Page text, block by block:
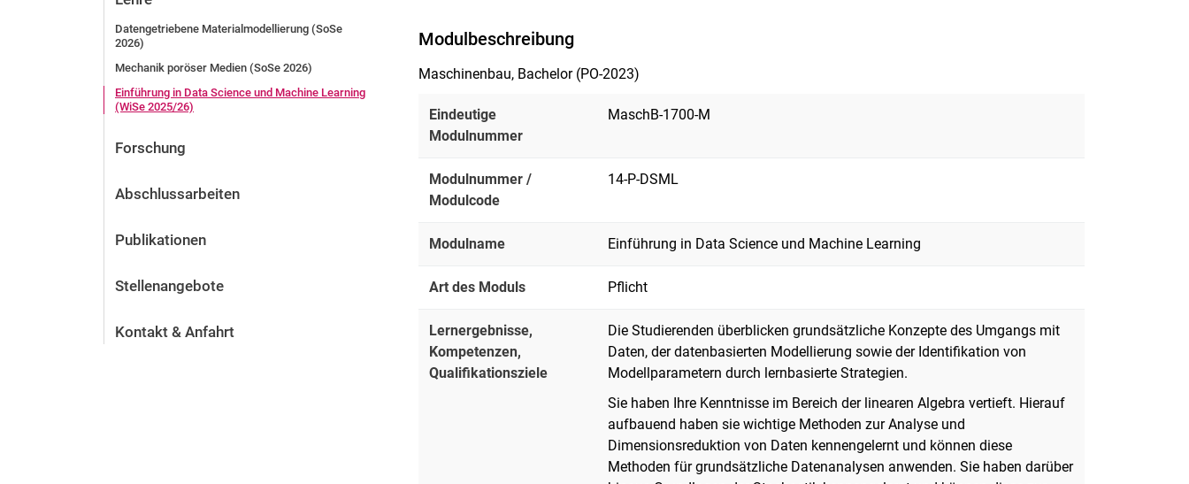
Datengetriebene Materialmodellierung (SoSe
2026)
Mechanik poröser Medien (SoSe 2026)
Einführung in Data Science und Machine Learning
(WiSe 2025/26)
Forschung
Abschlussarbeiten
Publikationen
Stellenangebote
Kontakt & Anfahrt
Modulbeschreibung
Maschinenbau, Bachelor (PO-2023)
Eindeutige
Modulnummer
MaschB-1700-M
Modulnummer /
Modulcode
14-P-DSML
Modulname Einführung in Data Science und Machine Learning
Art des Moduls Pflicht
Lernergebnisse,
Kompetenzen,
Qualifikationsziele
Die Studierenden überblicken grundsätzliche Konzepte des Umgangs mit
Daten, der datenbasierten Modellierung sowie der Identifikation von
Modellparametern durch lernbasierte Strategien.
Sie haben Ihre Kenntnisse im Bereich der linearen Algebra vertieft. Hierauf
aufbauend haben sie wichtige Methoden zur Analyse und
Dimensionsreduktion von Daten kennengelernt und können diese
Methoden für grundsätzliche Datenanalysen anwenden. Sie haben darüber